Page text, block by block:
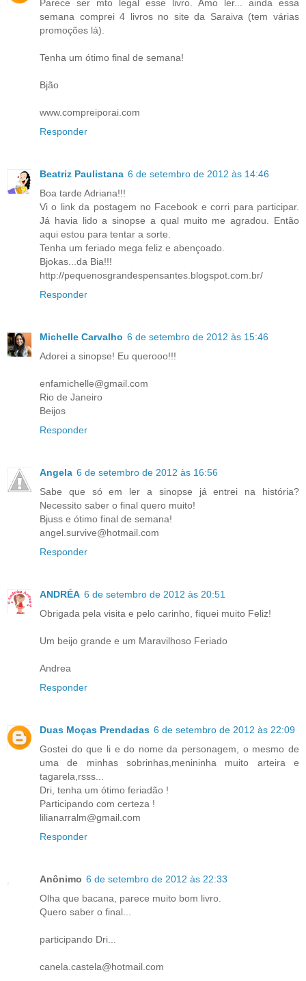
Parece ser mto legal esse livro. Amo ler... ainda essa
semana comprei 4 livros no site da Saraiva (tem várias
promoções lá).
Tenha um ótimo final de semana!
Bjão
www.compreiporai.com
Responder
Beatriz Paulistana 6 de setembro de 2012 às 14:46
Boa tarde Adriana!!!
Vi o link da postagem no Facebook e corri para participar.
Já havia lido a sinopse a qual muito me agradou. Então
aqui estou para tentar a sorte.
Tenha um feriado mega feliz e abençoado.
Bjokas...da Bia!!!
http://pequenosgrandespensantes.blogspot.com.br/
Responder
Michelle Carvalho 6 de setembro de 2012 às 15:46
Adorei a sinopse! Eu querooo!!!
enfamichelle@gmail.com
Rio de Janeiro
Beijos
Responder
Angela 6 de setembro de 2012 às 16:56
Sabe que só em ler a sinopse já entrei na história?
Necessito saber o final quero muito!
Bjuss e ótimo final de semana!
angel.survive@hotmail.com
Responder
ANDRÉA 6 de setembro de 2012 às 20:51
Obrigada pela visita e pelo carinho, fiquei muito Feliz!
Um beijo grande e um Maravilhoso Feriado
Andrea
Responder
Duas Moças Prendadas 6 de setembro de 2012 às 22:09
Gostei do que li e do nome da personagem, o mesmo de
uma de minhas sobrinhas,menininha muito arteira e
tagarela,rsss...
Dri, tenha um ótimo feriadão !
Participando com certeza !
lilianarralm@gmail.com
Responder
Anônimo 6 de setembro de 2012 às 22:33
Olha que bacana, parece muito bom livro.
Quero saber o final...
participando Dri...
canela.castela@hotmail.com